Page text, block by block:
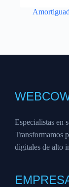
Especialistas en
Transformamos
digitales de alto